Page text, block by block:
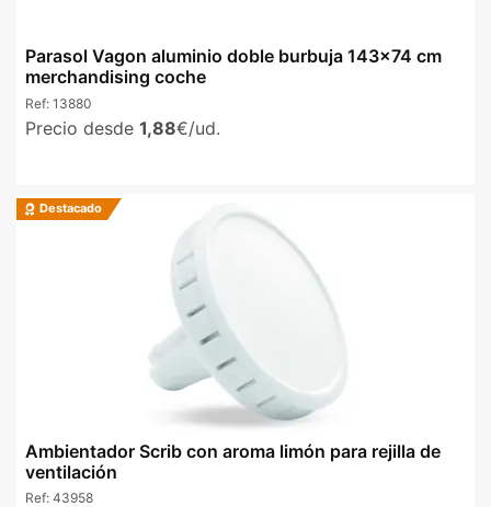
Parasol Vagon aluminio doble burbuja 143x74 cm
merchandising coche
Ref: 13880
Precio desde 1,88€/ud.
Destacado
Ambientador Scrib con aroma limón para rejilla de
ventilación
Ref: 43958